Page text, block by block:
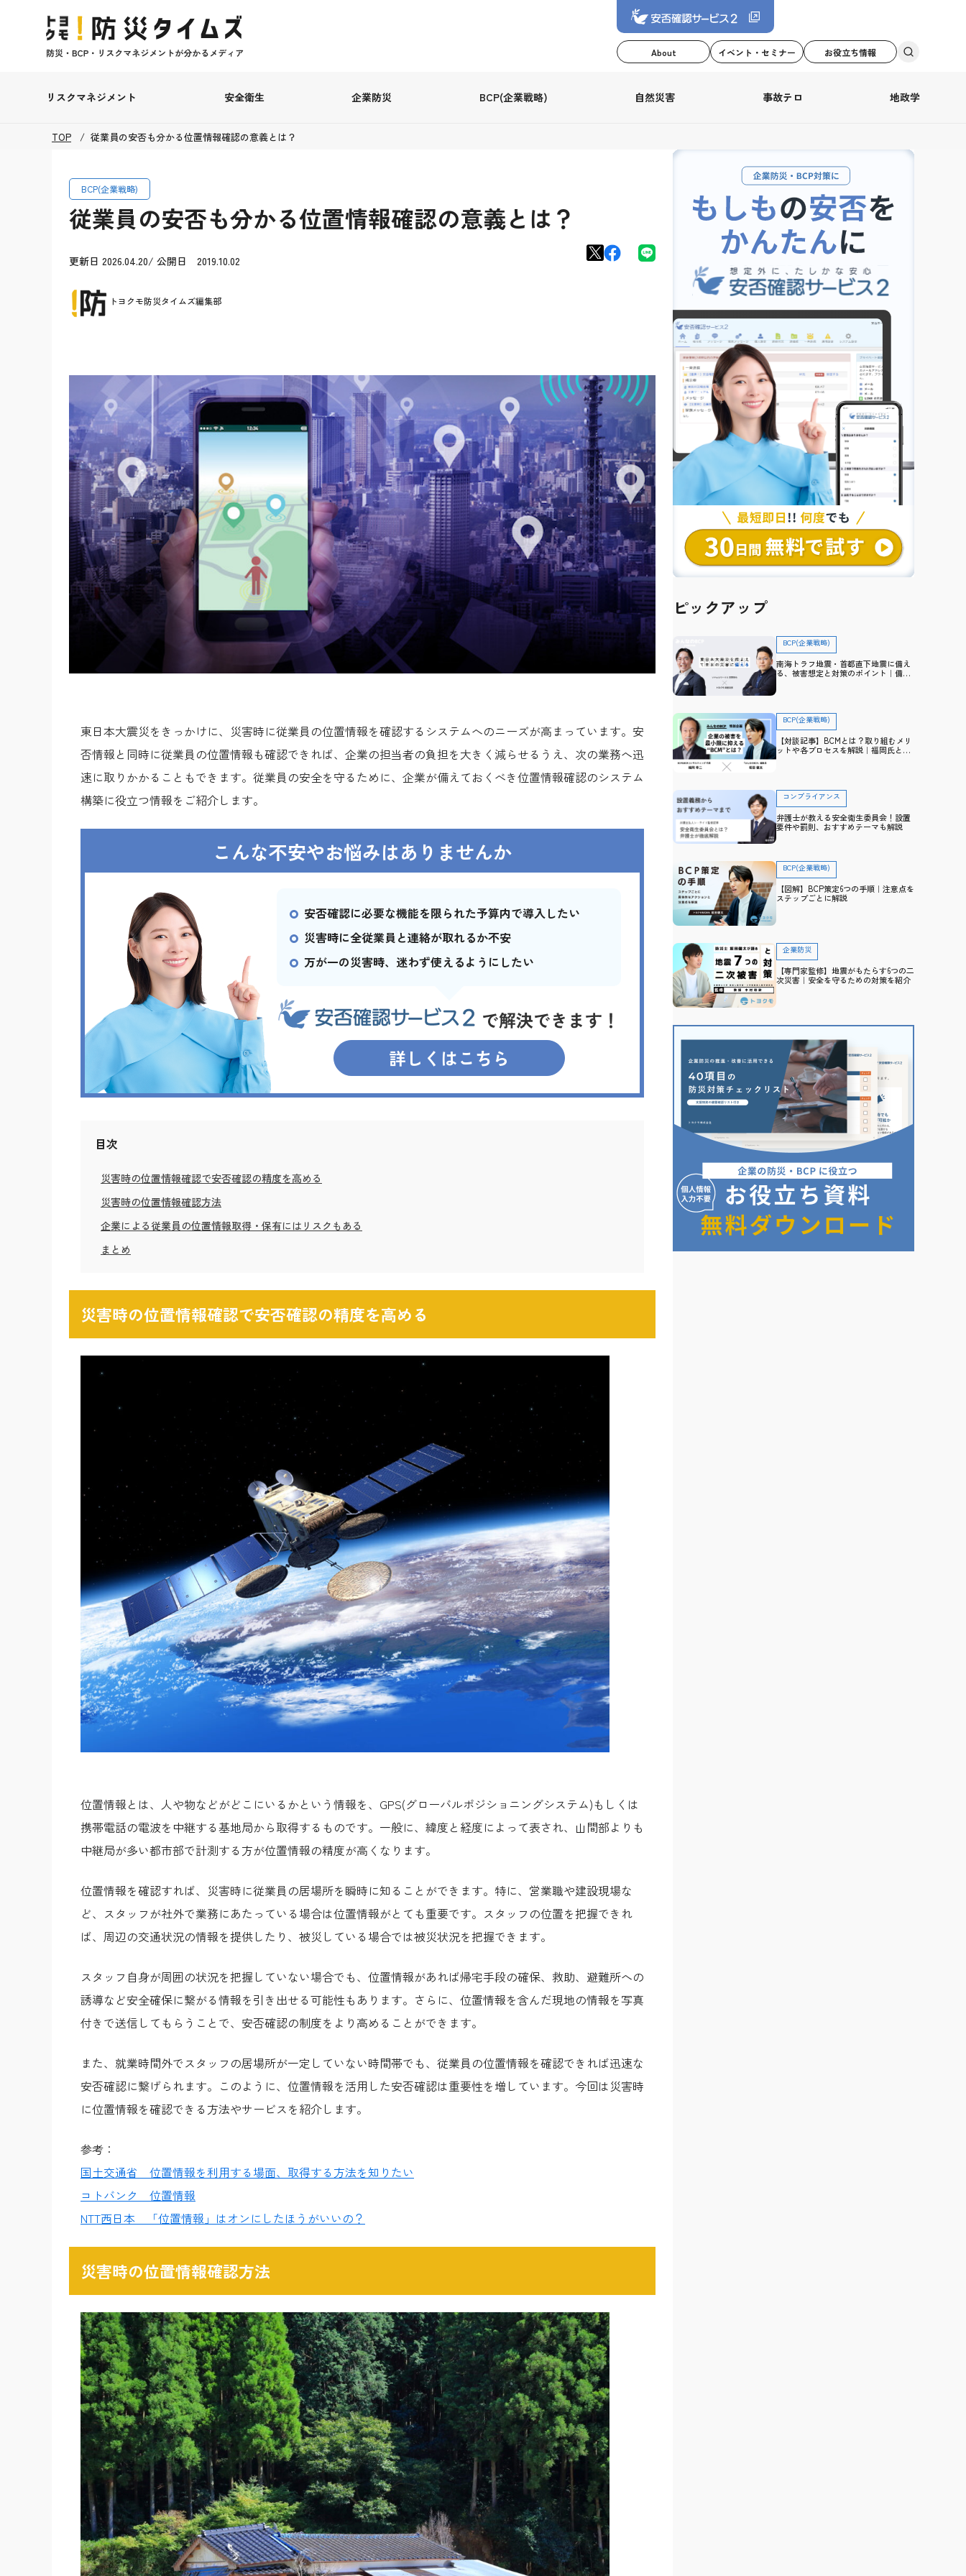
About イベント・セミナー お役立ち情報
リスクマネジメント 安全衛生 企業防災 BCP(企業戦略) 自然災害 事故テロ 地政学
TOP 従業員の安否も分かる位置情報確認の意義とは？
BCP(企業戦略)
従業員の安否も分かる位置情報確認の意義とは？
更新日 2026.04.20/ 公開日 2019.10.02
トヨクモ防災タイムズ編集部
東日本大震災をきっかけに、災害時に従業員の位置情報を確認するシステムへのニーズが高まっています。安
否情報と同時に従業員の位置情報も確認できれば、企業の担当者の負担を大きく減らせるうえ、次の業務へ迅
速に取りかかることもできます。従業員の安全を守るために、企業が備えておくべき位置情報確認のシステム
構築に役立つ情報をご紹介します。
こんな不安やお悩みはありませんか
安否確認に必要な機能を限られた予算内で導入したい
災害時に全従業員と連絡が取れるか不安
万が一の災害時、迷わず使えるようにしたい
詳しくはこちら
目次
災害時の位置情報確認で安否確認の精度を高める
災害時の位置情報確認方法
企業による従業員の位置情報取得・保有にはリスクもある
まとめ
災害時の位置情報確認で安否確認の精度を高める
位置情報とは、人や物などがどこにいるかという情報を、GPS(グローバルポジショニングシステム)もしくは
携帯電話の電波を中継する基地局から取得するものです。一般に、緯度と経度によって表され、山間部よりも
中継局が多い都市部で計測する方が位置情報の精度が高くなります。
位置情報を確認すれば、災害時に従業員の居場所を瞬時に知ることができます。特に、営業職や建設現場な
ど、スタッフが社外で業務にあたっている場合は位置情報がとても重要です。スタッフの位置を把握できれ
ば、周辺の交通状況の情報を提供したり、被災している場合では被災状況を把握できます。
スタッフ自身が周囲の状況を把握していない場合でも、位置情報があれば帰宅手段の確保、救助、避難所への
誘導など安全確保に繋がる情報を引き出せる可能性もあります。さらに、位置情報を含んだ現地の情報を写真
付きで送信してもらうことで、安否確認の制度をより高めることができます。
また、就業時間外でスタッフの居場所が一定していない時間帯でも、従業員の位置情報を確認できれば迅速な
安否確認に繋げられます。このように、位置情報を活用した安否確認は重要性を増しています。今回は災害時
に位置情報を確認できる方法やサービスを紹介します。
参考：
国土交通省 位置情報を利用する場面、取得する方法を知りたい
コトバンク 位置情報
NTT西日本 「位置情報」はオンにしたほうがいいの？
災害時の位置情報確認方法
ピックアップ
BCP(企業戦略)
南海トラフ地震・首都直下地震に備え
る、被害想定と対策のポイント｜備
BCP(企業戦略)
【対談記事】BCMとは？取り組むメリ
ットや各プロセスを解説｜福岡氏と防
コンプライアンス
弁護士が教える安全衛生委員会！設置
要件や罰則、おすすめテーマも解説
BCP(企業戦略)
【図解】BCP策定6つの手順｜注意点を
ステップごとに解説
企業防災
【専門家監修】地震がもたらす6つの二
次災害｜安全を守るための対策を紹介